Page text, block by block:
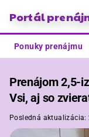
Portál
Ponuky prenájmu
Prenájom 2,5-
Vsi, aj so
Posledná aktualizácia: